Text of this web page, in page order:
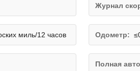
Журнал
миль/12 часов Одометр:
Полная